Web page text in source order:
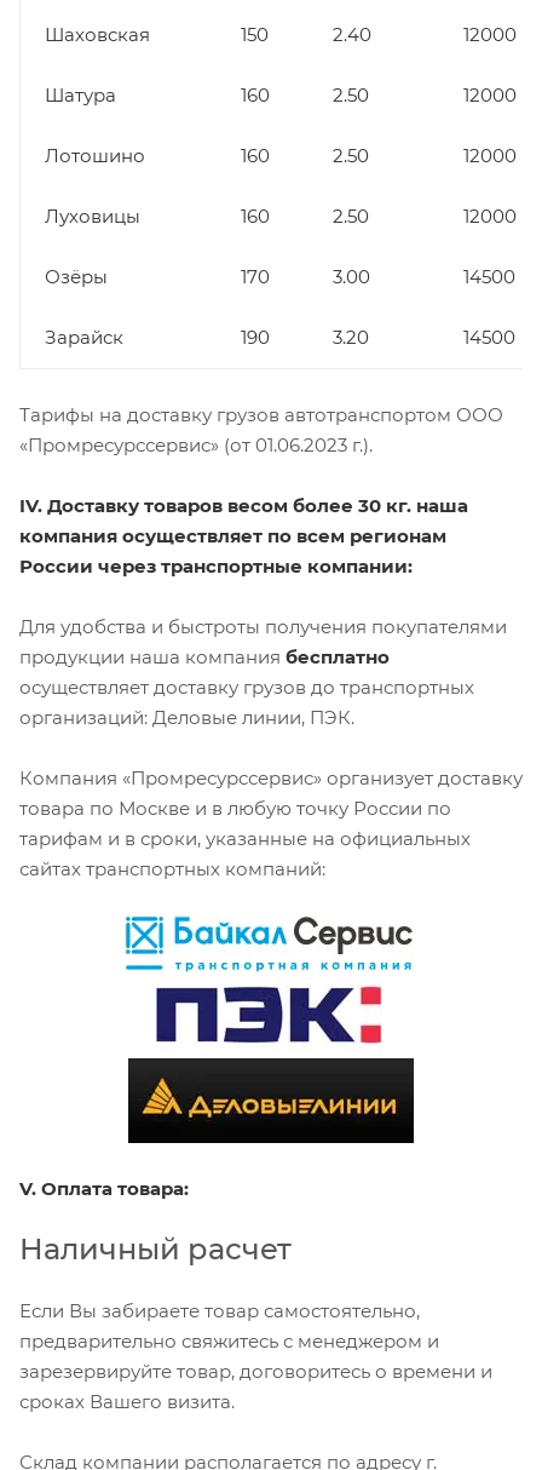
Шаховская 150 2.40 12000
Шатура 160 2.50 12000
Лотошино 160 2.50 12000
Луховицы 160 2.50 12000
Озёры 170 3.00 14500
Зарайск 190 3.20 14500
Тарифы на доставку грузов автотранспортом ООО
«Промресурссервис» (от 01.06.2023 г.).
IV. Доставку товаров весом более 30 кг. наша
компания осуществляет по всем регионам
России через транспортные компании:
Для удобства и быстроты получения покупателями
продукции наша компания бесплатно
осуществляет доставку грузов до транспортных
организаций: Деловые линии, ПЭК.
Компания «Промресурссервис» организует доставку
товара по Москве и в любую точку России по
тарифам и в сроки, указанные на официальных
сайтах транспортных компаний:
V. Оплата товара:
Наличный расчет
Если Вы забираете товар самостоятельно,
предварительно свяжитесь с менеджером и
зарезервируйте товар, договоритесь о времени и
сроках Вашего визита.
Склад компании располагается по адресу г.